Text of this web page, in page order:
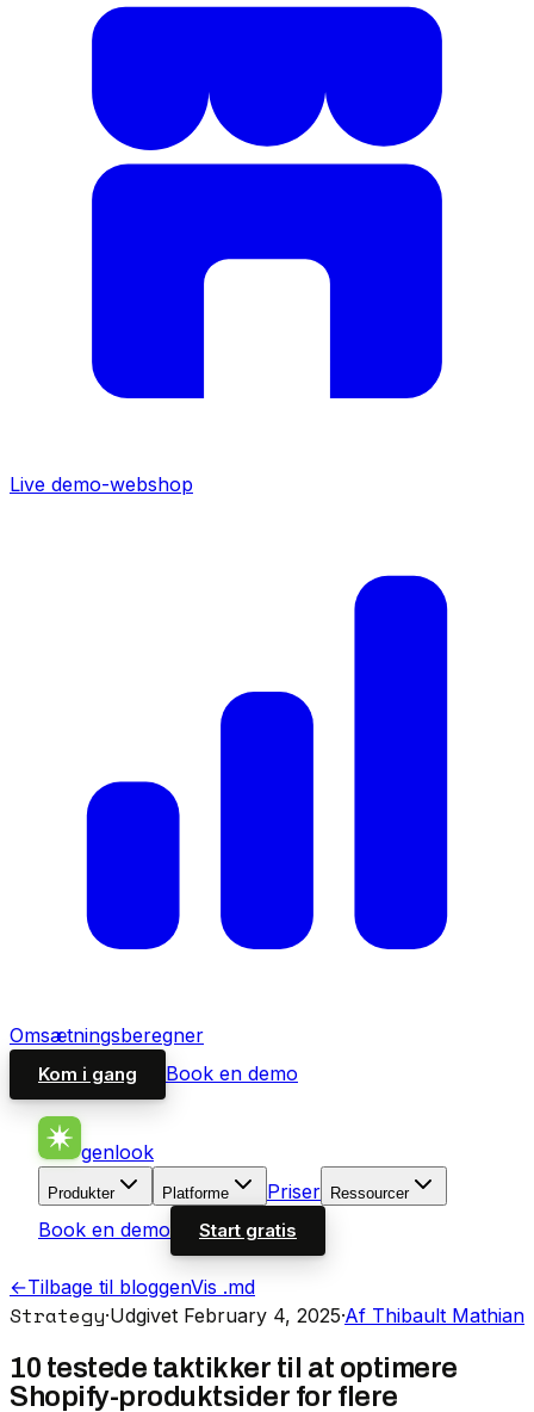
Live demo-webshop
Omsætningsberegner
Kom i gang Book en demo
genlook
Produkter Platforme Priser Ressourcer
Book en demo Start gratis
←Tilbage til bloggenVis .md
Strategy·Udgivet February 4, 2025·Af Thibault Mathian
10 testede taktikker til at optimere
Shopify-produktsider for flere